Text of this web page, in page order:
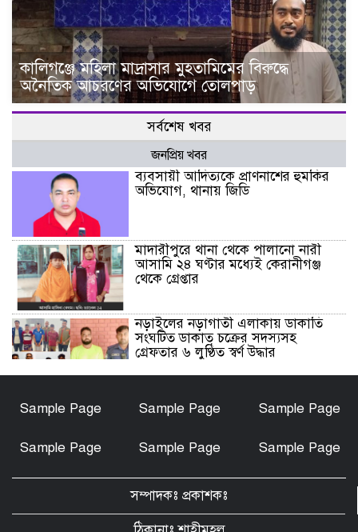
কালিগঞ্জে মহিলা মাদ্রাসার মুহতামিমের বিরুদ্ধে
অনৈতিক আচরণের অভিযোগে তোলপাড়
সর্বশেষ খবর
জনপ্রিয় খবর
ব্যবসায়ী আদিত্যকে প্রাণনাশের হুমকির
অভিযোগ, থানায় জিডি
মাদারীপুরে থানা থেকে পালানো নারী
আসামি ২৪ ঘণ্টার মধ্যেই কেরানীগঞ্জ
থেকে গ্রেপ্তার
নড়াইলের নড়াগাতী এলাকায় ডাকাতি
সংঘটিত ডাকাত চক্রের সদস্যসহ
গ্রেফতার ৬ লুণ্ঠিত স্বর্ণ উদ্ধার
হত্যা মামলার আসামি আকাশ বিশ্বাস
আলী, বাহার আলী ও রেজাউলের জামিন
বাতিল ও ফাঁসির দাবিতে সাতক্ষীরায়
মানববন্ধন, পোস্টারিং
Sample Page Sample Page Sample Page
Sample Page Sample Page Sample Page
সম্পাদকঃ প্রকাশকঃ